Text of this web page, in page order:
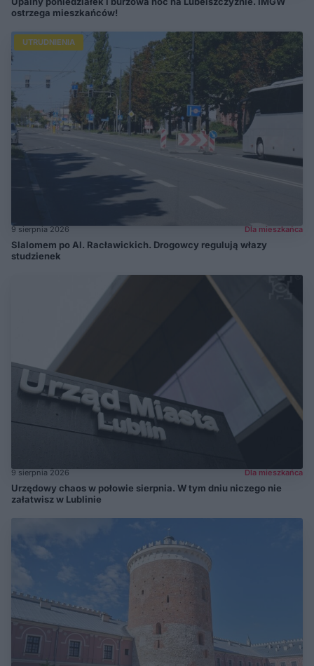
ostrzega mieszkańców!
UTRUDNIENIA
9 sierpnia 2026 Dla mieszkańca
Slalomem po Al. Racławickich. Drogowcy regulują włazy
studzienek
9 sierpnia 2026 Dla mieszkańca
Urzędowy chaos w połowie sierpnia. W tym dniu niczego nie
załatwisz w Lublinie